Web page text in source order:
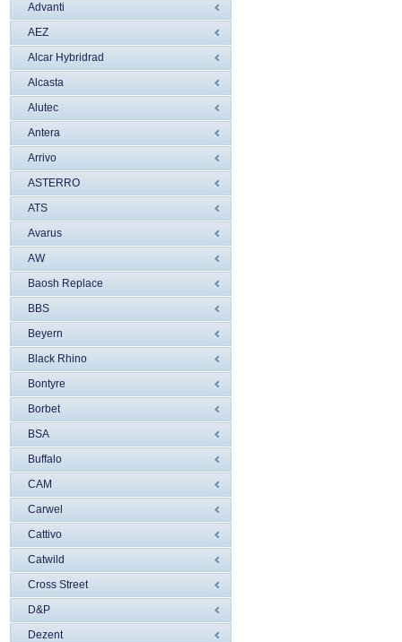
Advanti
AEZ
Alcar Hybridrad
Alcasta
Alutec
Antera
Arrivo
ASTERRO
ATS
Avarus
AW
Baosh Replace
BBS
Beyern
Black Rhino
Bontyre
Borbet
BSA
Buffalo
CAM
Carwel
Cattivo
Catwild
Cross Street
D&P
Dezent